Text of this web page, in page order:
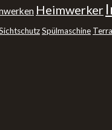
Heimwerker
Spülmaschine